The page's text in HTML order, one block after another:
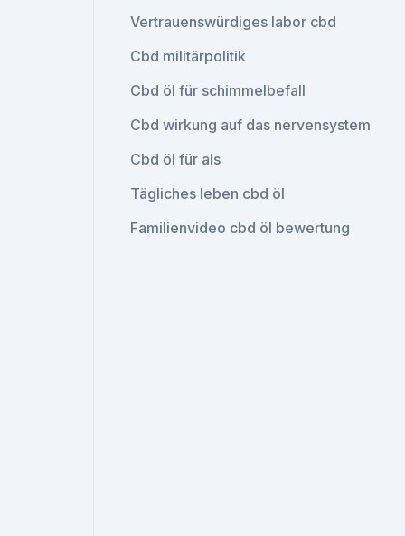
Vertrauenswürdiges labor cbd
Cbd militärpolitik
Cbd öl für schimmelbefall
Cbd wirkung auf das nervensystem
Cbd öl für als
Tägliches leben cbd öl
Familienvideo cbd öl bewertung